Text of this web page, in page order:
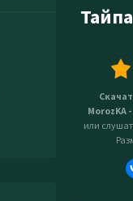
MorozKA
или